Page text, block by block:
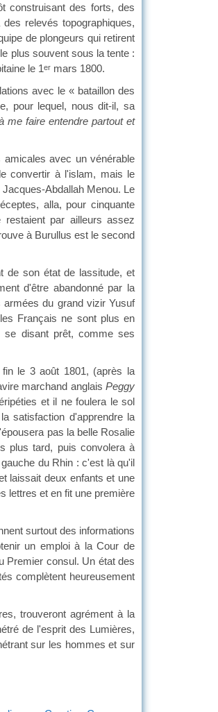
construisant des forts, des
relevés topographiques,
de plongeurs qui retirent
plus souvent sous la tente :
le 1er mars 1800.
avec le « bataillon des
pour lequel, nous dit-il, sa
me faire entendre partout et
avec un vénérable
convertir à l'islam, mais le
Abdallah Menou. Le
alla, pour cinquante
par ailleurs assez
à Burullus est le second
de son état de lassitude, et
d'être abandonné par la
du grand vizir Yusuf
Français ne sont plus en
se disant prêt, comme ses
le 3 août 1801, (après la
marchand anglais Peggy
et il ne foulera le sol
satisfaction d'apprendre la
pas la belle Rosalie
plus tard, puis convolera à
du Rhin : c'est là qu'il
laissait deux enfants et une
lettres et en fit une première
surtout des informations
un emploi à la Cour de
Premier consul. Un état des
complètent heureusement
trouveront agrément à la
de l'esprit des Lumières,
sur les hommes et sur